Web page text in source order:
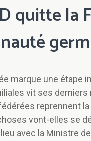
quitte la
marque une étape
vit ses derniers
reprennent
vont-elles se
avec la Ministre